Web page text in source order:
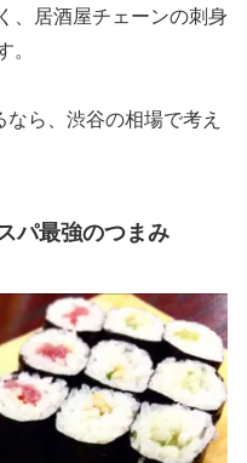
、居酒屋チェーンの刺身
。
ら、渋谷の相場で考え
パ最強のつまみ